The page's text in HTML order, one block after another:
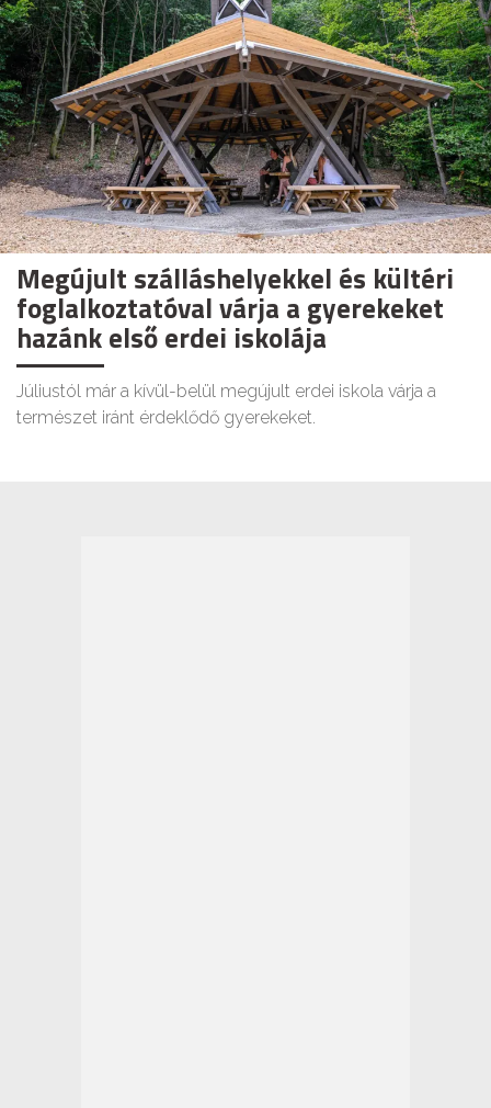
Megújult szálláshelyekkel és kültéri
foglalkoztatóval várja a gyerekeket
hazánk első erdei iskolája
Júliustól már a kívül-belül megújult erdei iskola várja a
természet iránt érdeklődő gyerekeket.